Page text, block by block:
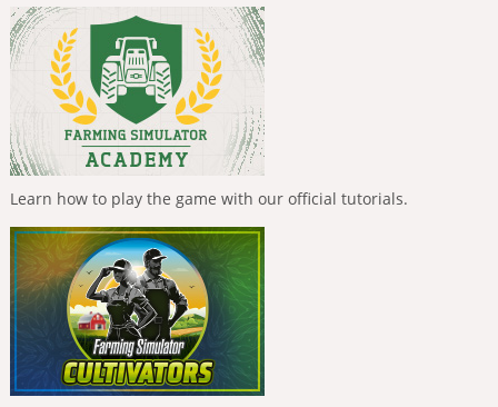
Learn how to play the game with our official tutorials.